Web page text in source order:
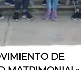
DE